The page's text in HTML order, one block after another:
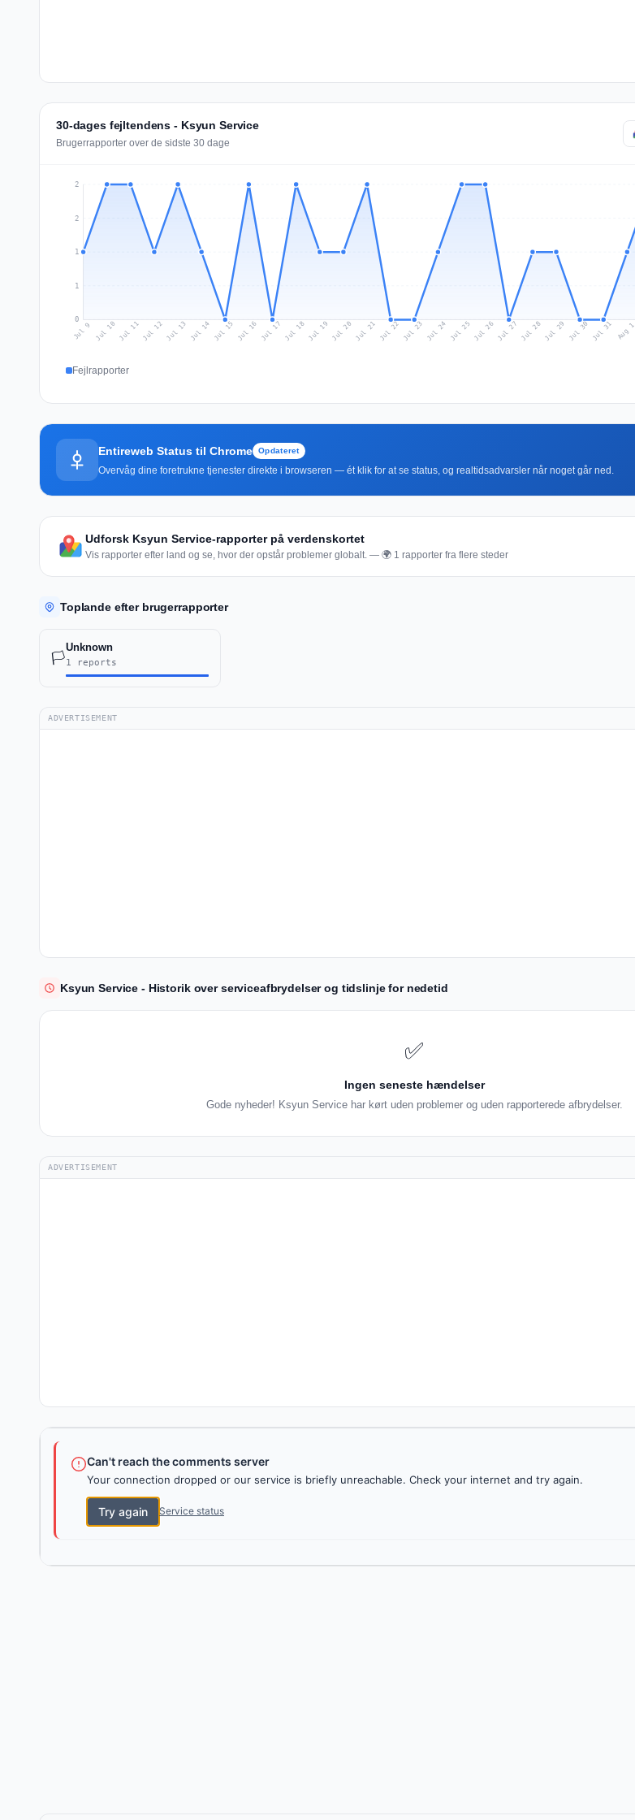
30-dages fejltendens - Ksyun Service
Brugerrapporter over de sidste 30 dage
0
1
1
2
2
Jul 9 Jul 10 Jul 11Jul 12Jul 13 Jul 14 Jul 15 Jul 16 Jul 17 Jul 18Jul 19 Jul 20 Jul 21 Jul 22 Jul 23 Jul 24 Jul 25 Jul 26Jul 27 Jul 28Jul 29 Jul 30 Jul 31 Aug 1
Fejlrapporter
Entireweb Status til Chrome Opdateret
Overvåg dine foretrukne tjenester direkte i browseren — ét klik for at se status, og realtidsadvarsler når noget går ned.
Udforsk Ksyun Service-rapporter på verdenskortet
Vis rapporter efter land og se, hvor der opstår problemer globalt. — 🌍 1 rapporter fra flere steder
Toplande efter brugerrapporter
🏳️
Unknown
1 reports
ADVERTISEMENT
Ksyun Service - Historik over serviceafbrydelser og tidslinje for nedetid
✅
Ingen seneste hændelser
Gode nyheder! Ksyun Service har kørt uden problemer og uden rapporterede afbrydelser.
ADVERTISEMENT
Can't reach the comments server
Your connection dropped or our service is briefly unreachable. Check your internet and try again.
Try again Service status